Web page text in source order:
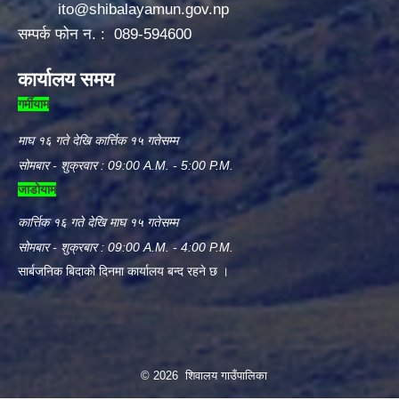
ito@shibalayamun.gov.np
सम्पर्क फोन न. : 089-594600
कार्यालय समय
गर्मीयाम
माघ १६ गते देखि कार्त्तिक १५ गतेसम्म
सोमबार - शुक्रवार : 09:00 A.M. - 5:00 P.M.
जाडोयाम
कार्त्तिक १६ गते देखि माघ १५ गतेसम्म
सोमबार - शुक्रबार : 09:00 A.M. - 4:00 P.M.
सार्बजनिक बिदाको दिनमा कार्यालय बन्द रहने छ ।
© 2026 शिवालय गाउँपालिका